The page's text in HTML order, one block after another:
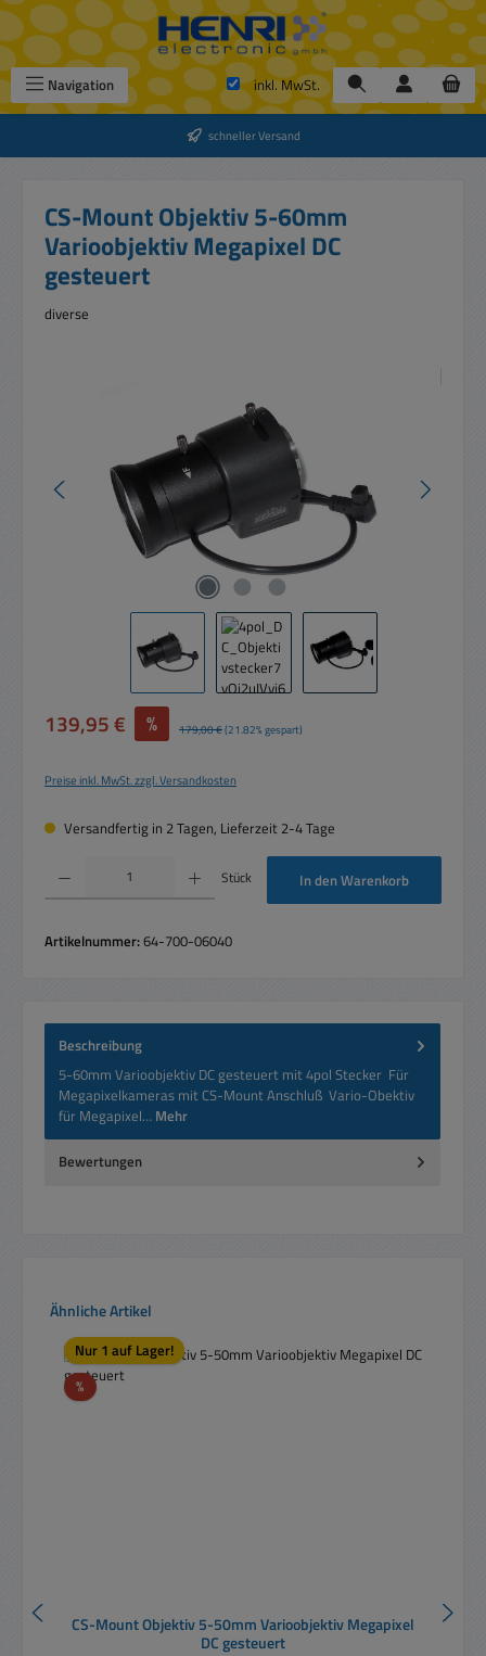
Zum Hauptinhalt springen
Navigation inkl. MwSt.
schneller Versand
CS-Mount Objektiv 5-60mm
Varioobjektiv Megapixel DC
gesteuert
diverse
Verkaufspreis:
139,95 € % Regulärer Preis:
179,00 €(21.82% gespart)
Preise inkl. MwSt. zzgl. Versandkosten
Versandfertig in 2 Tagen, Lieferzeit 2-4 Tage
Produkt Anzahl: Gib den gewünschten Wert ein oder benutze die Schaltflächen um
Stück In den Warenkorb
Artikelnummer:64-700-06040
Beschreibung
5-60mm Varioobjektiv DC gesteuert mit 4pol Stecker Für
Megapixelkameras mit CS-Mount Anschluß Vario-Obektiv
für Megapixel… Mehr
Bewertungen
Produktgalerie überspringen
Ähnliche Artikel
Nur 1 auf Lager!
%Rabatt
CS-Mount Objektiv 5-50mm Varioobjektiv Megapixel
DC gesteuert